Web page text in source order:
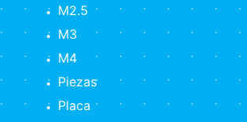
M2.5
M3
M4
Piezas
Placa